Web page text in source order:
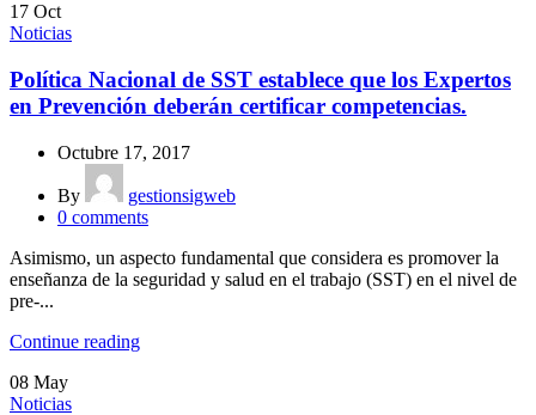
17 Oct
Noticias
Política Nacional de SST establece que los Expertos
en Prevención deberán certificar competencias.
Octubre 17, 2017
By
gestionsigweb
0 comments
Asimismo, un aspecto fundamental que considera es promover la
enseñanza de la seguridad y salud en el trabajo (SST) en el nivel de
pre-...
Continue reading
08 May
Noticias